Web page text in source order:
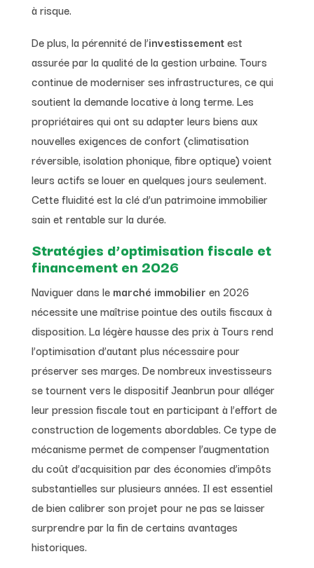
à risque.
De plus, la pérennité de l’investissementest
assurée par la qualité de la gestion urbaine. Tours
continue de moderniser ses infrastructures, ce qui
soutient la demande locative à long terme. Les
propriétaires qui ont su adapter leurs biens aux
nouvelles exigences de confort (climatisation
réversible, isolation phonique, fibre optique) voient
leurs actifs se louer en quelques jours seulement.
Cette fluidité est la clé d’un patrimoine immobilier
sain et rentable sur la durée.
Stratégies d’optimisation fiscale et
financement en 2026
Naviguer dans le marché immobilier en 2026
nécessite une maîtrise pointue des outils fiscaux à
disposition. La légère hausse des prix à Tours rend
l’optimisation d’autant plus nécessaire pour
préserver ses marges. De nombreux investisseurs
se tournent vers le dispositif Jeanbrun pour alléger
leur pression fiscale tout en participant à l’effort de
construction de logements abordables. Ce type de
mécanisme permet de compenser l’augmentation
du coût d’acquisition par des économies d’impôts
substantielles sur plusieurs années. Il est essentiel
de bien calibrer son projet pour ne pas se laisser
surprendre par la fin de certains avantages
historiques.